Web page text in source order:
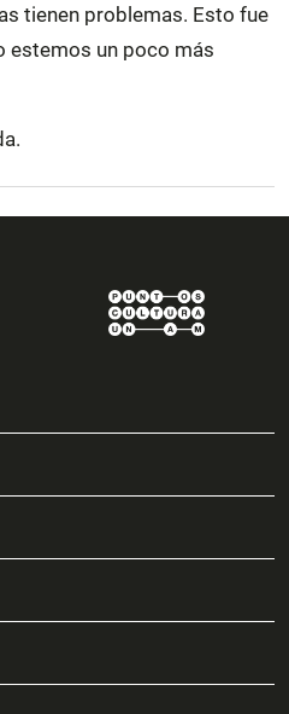
tienen problemas. Esto fue
estemos un poco más